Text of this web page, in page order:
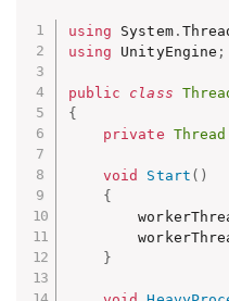
using System.
using UnityEngine ;
public class
{
private Thread
void Start ( )
{
}